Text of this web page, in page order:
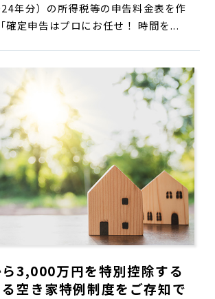
年分）の所得税等の申告料金表を作
確定申告はプロにお任せ！ 時間を...
3,000万円を特別控除する
空き家特例制度をご存知で